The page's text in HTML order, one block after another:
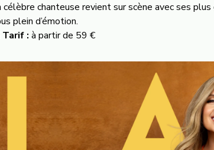
célèbre chanteuse revient sur scène avec ses
plein d’émotion.
Tarif : à partir de 59 €